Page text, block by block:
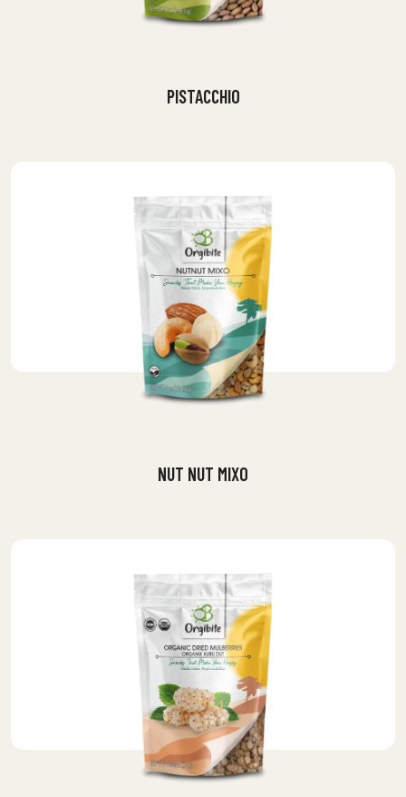
PISTACCHIO
NUT NUT MIXO